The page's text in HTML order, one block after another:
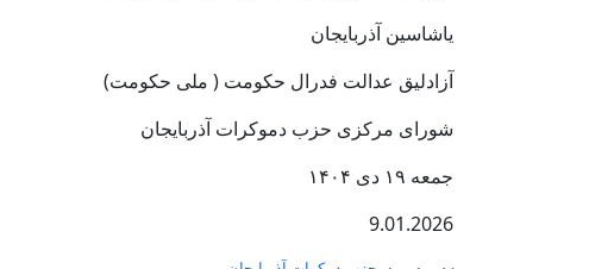
یاشاسین آذربایجان
آزادلیق عدالت فدرال حکومت ( ملی حکومت)
شورای مرکزی حزب دموکرات آذربایجان
جمعه ۱۹ دی ۱۴۰۴
9.01.2026